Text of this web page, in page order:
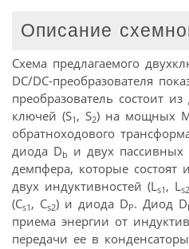
Описание
Схема предлагаемого
DC/DC-преобразователя
преобразователь состоит
ключей (S1 , S2) на мощных
обратноходового
диода Db и двух пассивных
демпфера, которые состоят
двух индуктивностей (L s1 , L s2
(Cs1 , Cs2) и диода DP. Диод D
приема энергии от
передачи ее в